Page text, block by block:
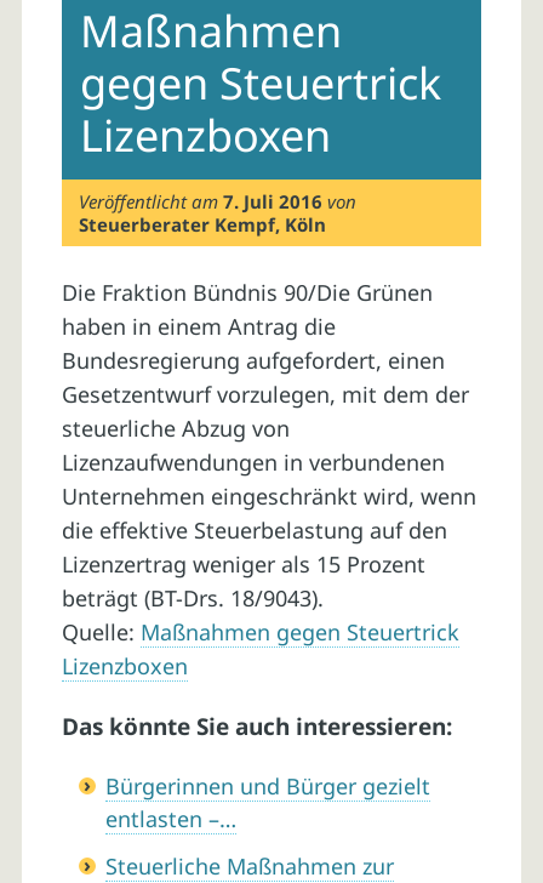
contentMaßnahmen
gegen Steuertrick
Lizenzboxen
Veröffentlicht am7. Juli 2016 von
Steuerberater Kempf, Köln
Die Fraktion Bündnis 90/Die Grünen
haben in einem Antrag die
Bundesregierung aufgefordert, einen
Gesetzentwurf vorzulegen, mit dem der
steuerliche Abzug von
Lizenzaufwendungen in verbundenen
Unternehmen eingeschränkt wird, wenn
die effektive Steuerbelastung auf den
Lizenzertrag weniger als 15 Prozent
beträgt (BT-Drs. 18/9043).
Quelle: Maßnahmen gegen Steuertrick
Lizenzboxen
Das könnte Sie auch interessieren:
Bürgerinnen und Bürger gezielt
entlasten –…
Steuerliche Maßnahmen zur